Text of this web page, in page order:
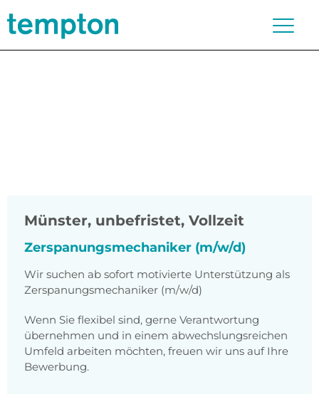
Münster, unbefristet, Vollzeit
Zerspanungsmechaniker (m/w/d)
Wir suchen ab sofort motivierte Unterstützung als
Zerspanungsmechaniker (m/w/d)
Wenn Sie flexibel sind, gerne Verantwortung
übernehmen und in einem abwechslungsreichen
Umfeld arbeiten möchten, freuen wir uns auf Ihre
Bewerbung.